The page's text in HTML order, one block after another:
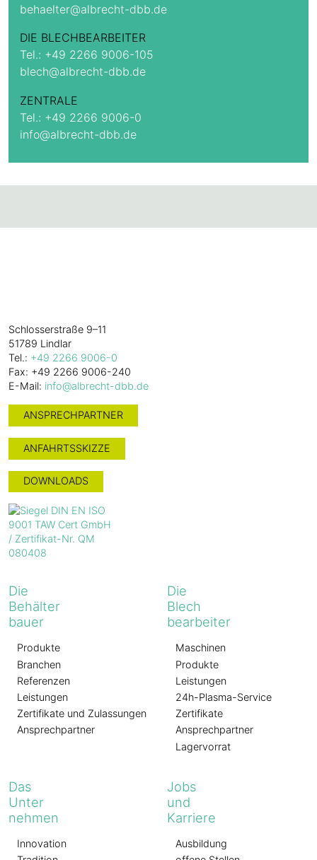
behaelter@albrecht-dbb.de
DIE BLECHBEARBEITER
Tel.: +49 2266 9006-105
blech@albrecht-dbb.de
ZENTRALE
Tel.: +49 2266 9006-0
info@albrecht-dbb.de
Schlosserstraße 9–11
51789 Lindlar
Tel.: +49 2266 9006-0
Fax: +49 2266 9006-240
E-Mail: info@albrecht-dbb.de
ANSPRECHPARTNER
ANFAHRTSSKIZZE
DOWNLOADS
Die
Behälter
bauer
Produkte
Branchen
Referenzen
Leistungen
Zertifikate und Zulassungen
Ansprechpartner
Die
Blech
bearbeiter
Maschinen
Produkte
Leistungen
24h-Plasma-Service
Zertifikate
Ansprechpartner
Lagervorrat
Das
Unter
nehmen
Innovation
Jobs
und
Karriere
Ausbildung